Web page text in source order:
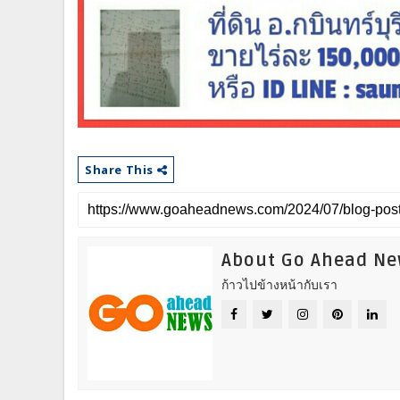
Share This
About Go Ahead
ก้าวไปข้างหน้ากับเรา